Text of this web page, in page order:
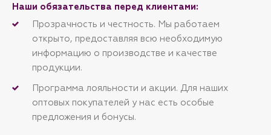
Наши обязательства перед клиентами:
Прозрачность и честность. Мы работаем
открыто, предоставляя всю необходимую
информацию о производстве и качестве
продукции.
Программа лояльности и акции. Для наших
оптовых покупателей у нас есть особые
предложения и бонусы.